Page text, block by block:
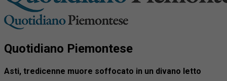
Quotidiano Piemontese
Asti, tredicenne muore soffocato in un divano letto